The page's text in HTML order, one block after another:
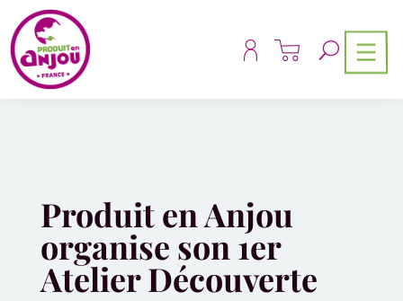
Produit en Anjou
organise son 1er
Atelier Découverte
Panneau de gestion des cookies